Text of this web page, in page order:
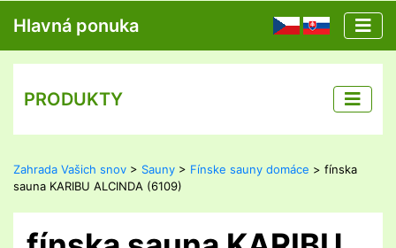
Hlavná ponuka CZ SK
PRODUKTY
Zahrada Vašich snov > Sauny > Fínske sauny domáce > fínska
sauna KARIBU ALCINDA (6109)